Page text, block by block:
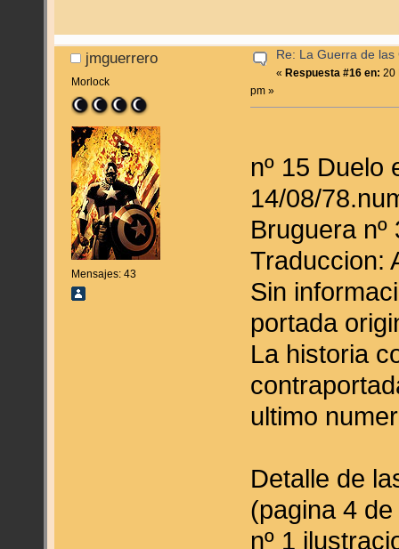
jmguerrero
Morlock
Mensajes: 43
Re: La Guerra de las
« Respuesta #16 en: 20
pm »
nº 15 Duelo
14/08/
Bruguera nº
Traduccion:
Sin
portada
La historia
ultimo
Detalle de
(pagina 4
nº 1